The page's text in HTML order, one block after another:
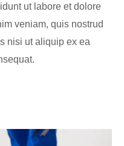
ut labore et dolore
veniam, quis nostrud
nisi ut aliquip ex ea